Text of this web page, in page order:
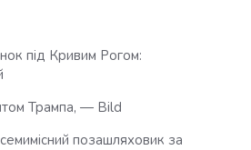
під Кривим Рогом:
Трампа, — Bild
позашляховик за